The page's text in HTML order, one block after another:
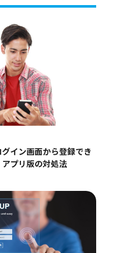
イン画面から登録でき
プリ版の対処法